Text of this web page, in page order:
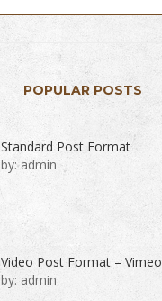
POPULAR POSTS
Standard Post Format
by:admin
Video Post Format – Vimeo
by: admin